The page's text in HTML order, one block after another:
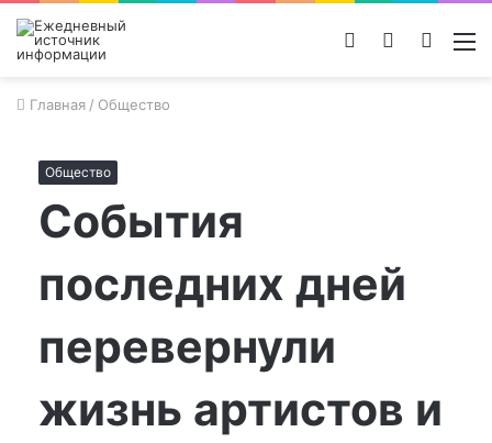
Поиск
Switch
Войти
Главная / Общество
Общество
События
последних дней
перевернули
жизнь артистов и